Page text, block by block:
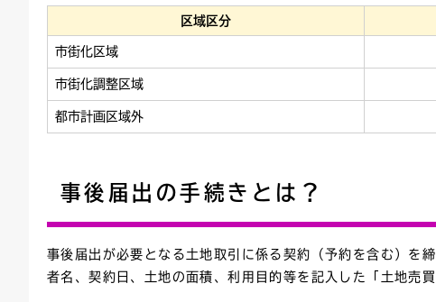
区域区分
市街化区域
市街化調整区域
都市計画区域外
事後届出の手続きとは？
事後届出が必要となる土地取引に係る契約（予約を含む）を
者名、契約日、土地の面積、利用目的等を記入した「土地売